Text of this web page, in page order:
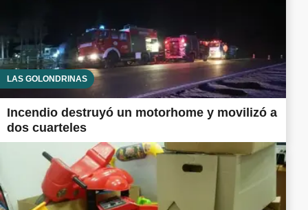
LAS GOLONDRINAS
Incendio destruyó un motorhome y movilizó a
dos cuarteles